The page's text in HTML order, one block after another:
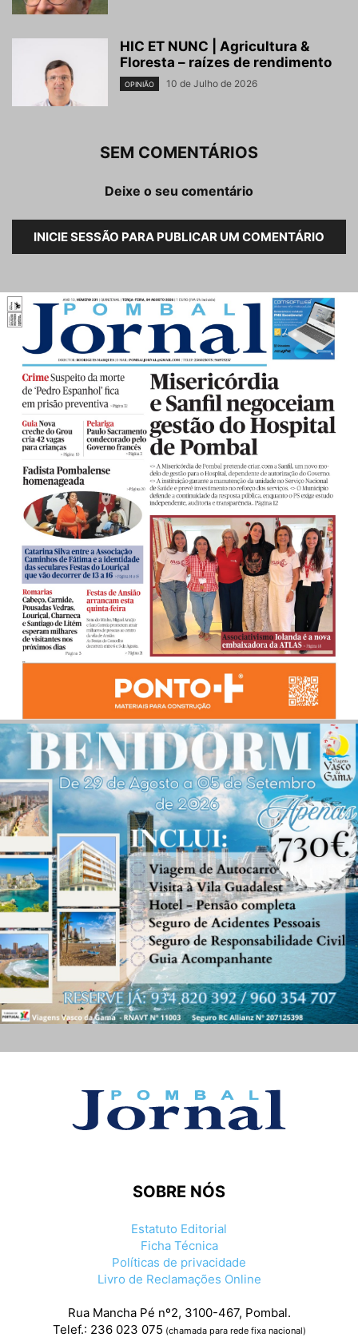
HIC ET NUNC | Agricultura &
Floresta – raízes de rendimento
OPINIÃO 10 de Julho de 2026
SEM COMENTÁRIOS
Deixe o seu comentário
INICIE SESSÃO PARA PUBLICAR UM COMENTÁRIO
SOBRE NÓS
Estatuto Editorial
Ficha Técnica
Políticas de privacidade
Livro de Reclamações Online
Rua Mancha Pé nº2, 3100-467, Pombal.
Telef.: 236 023 075 (chamada para rede fixa nacional)